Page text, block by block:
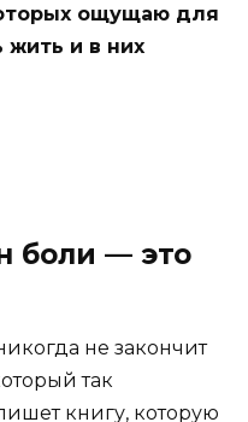
ощущаю для
и в них
боли — это
не закончит
так
книгу, которую